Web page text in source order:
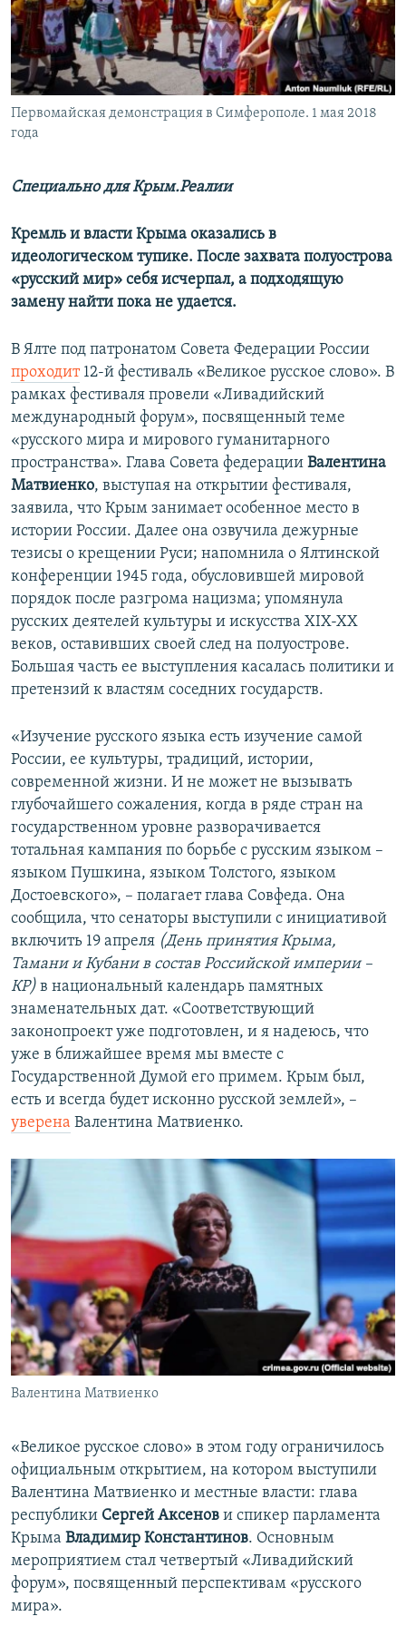
ПОБЕДИТЕЛЕЙ НЕ СУДЯТ?
КРЫМ.НЕПОКОРЕННЫЙ
ELIFBE
УКРАИНСКАЯ ПРОБЛЕМА КРЫМА
ПРИСОЕДИНЯЙТЕСЬ!
Все сайты RFE/RL
Первомайская демонстрация в Симферополе. 1 мая 2018
года
Специально для Крым.Реалии
Кремль и власти Крыма оказались в
идеологическом тупике. После захвата полуострова
«русский мир» себя исчерпал, а подходящую
замену найти пока не удается.
В Ялте под патронатом Совета Федерации России
проходит12-й фестиваль «Великое русское слово». В
рамках фестиваля провели «Ливадийский
международный форум», посвященный теме
«русского мира и мирового гуманитарного
пространства». Глава Совета федерации Валентина
Матвиенко, выступая на открытии фестиваля,
заявила, что Крым занимает особенное место в
истории России. Далее она озвучила дежурные
тезисы о крещении Руси; напомнила о Ялтинской
конференции 1945 года, обусловившей мировой
порядок после разгрома нацизма; упомянула
русских деятелей культуры и искусства XIX-XX
веков, оставивших своей след на полуострове.
Большая часть ее выступления касалась политики и
претензий к властям соседних государств.
«Изучение русского языка есть изучение самой
России, ее культуры, традиций, истории,
современной жизни. И не может не вызывать
глубочайшего сожаления, когда в ряде стран на
государственном уровне разворачивается
тотальная кампания по борьбе с русским языком –
языком Пушкина, языком Толстого, языком
Достоевского», – полагает глава Совфеда. Она
сообщила, что сенаторы выступили с инициативой
включить 19 апреля (День принятия Крыма,
Тамани и Кубани в состав Российской империи –
КР) в национальный календарь памятных
знаменательных дат. «Соответствующий
законопроект уже подготовлен, и я надеюсь, что
уже в ближайшее время мы вместе с
Государственной Думой его примем. Крым был,
есть и всегда будет исконно русской землей», –
уверена Валентина Матвиенко.
Валентина Матвиенко
«Великое русское слово» в этом году ограничилось
официальным открытием, на котором выступили
Валентина Матвиенко и местные власти: глава
республики Сергей Аксенов и спикер парламента
Крыма Владимир Константинов. Основным
мероприятием стал четвертый «Ливадийский
форум», посвященный перспективам «русского
мира».